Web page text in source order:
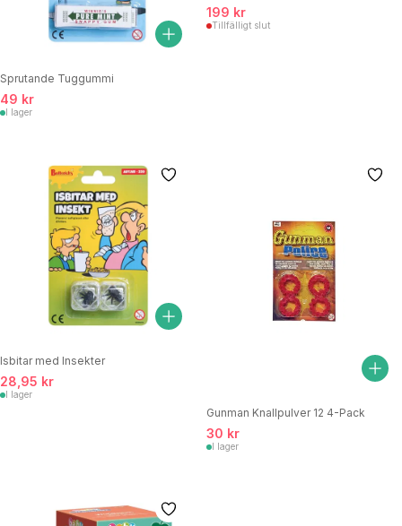
Sprutande Tuggummi
49 kr
I lager
199 kr
Tillfälligt slut
Isbitar med Insekter
28,95 kr
I lager
Gunman Knallpulver 12 4-Pack
30 kr
I lager